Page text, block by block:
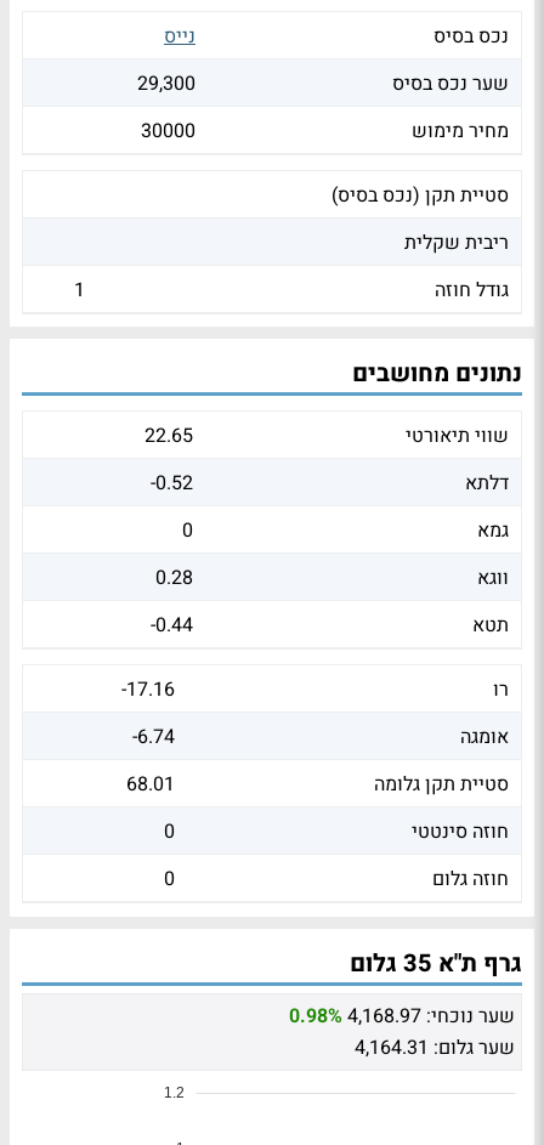
נכס בסיס
נייס
שער נכס בסיס
29,300
מחיר מימוש
30000
סטיית תקן (נכס בסיס)
ריבית שקלית
גודל חוזה
1
נתונים מחושבים
שווי תיאורטי
22.65
דלתא
-0.52
גמא
0
ווגא
0.28
תטא
-0.44
רו
-17.16
אומגה
-6.74
סטיית תקן גלומה
68.01
חוזה סינטטי
0
חוזה גלום
0
גרף ת"א 35 גלום
שער נוכחי: 4,168.97
0.98%
שער גלום: 4,164.31